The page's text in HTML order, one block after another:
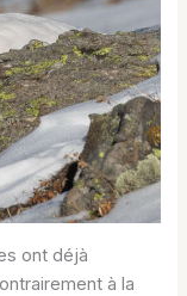
ont déjà
à la